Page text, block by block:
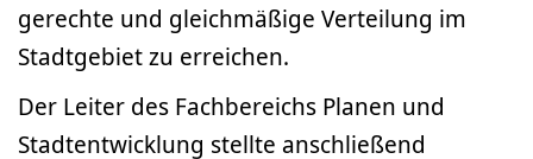
gerechte und gleichmäßige Verteilung im
Stadtgebiet zu erreichen.
Der Leiter des Fachbereichs Planen und
Stadtentwicklung stellte anschließend